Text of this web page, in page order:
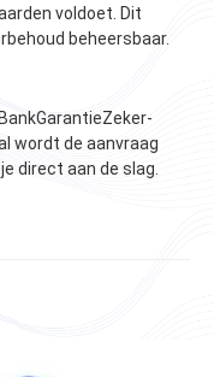
voldoet. Dit
beheersbaar.
wordt de aanvraag
direct aan de slag​.